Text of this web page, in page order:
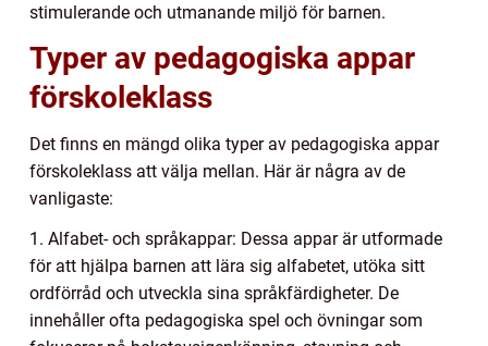
stimulerande och utmanande miljö för barnen.
Typer av pedagogiska appar
förskoleklass
Det finns en mängd olika typer av pedagogiska appar
förskoleklass att välja mellan. Här är några av de
vanligaste:
1. Alfabet- och språkappar: Dessa appar är utformade
för att hjälpa barnen att lära sig alfabetet, utöka sitt
ordförråd och utveckla sina språkfärdigheter. De
innehåller ofta pedagogiska spel och övningar som